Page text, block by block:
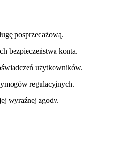
posprzedażową.
bezpieczeństwa konta.
użytkowników.
regulacyjnych.
wyraźnej zgody.